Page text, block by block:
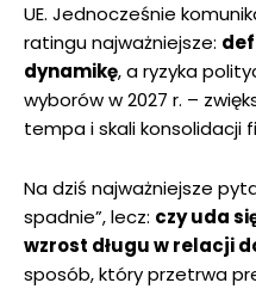
UE. Jednocześnie
ratingu najważniejsze:
dynamikę, a ryzyka
wyborów w 2027 r. –
tempa i skali konsolidacji
Na dziś najważniejsze
spadnie”, lecz: czy uda
wzrost długu w relacji
sposób, który przetrwa